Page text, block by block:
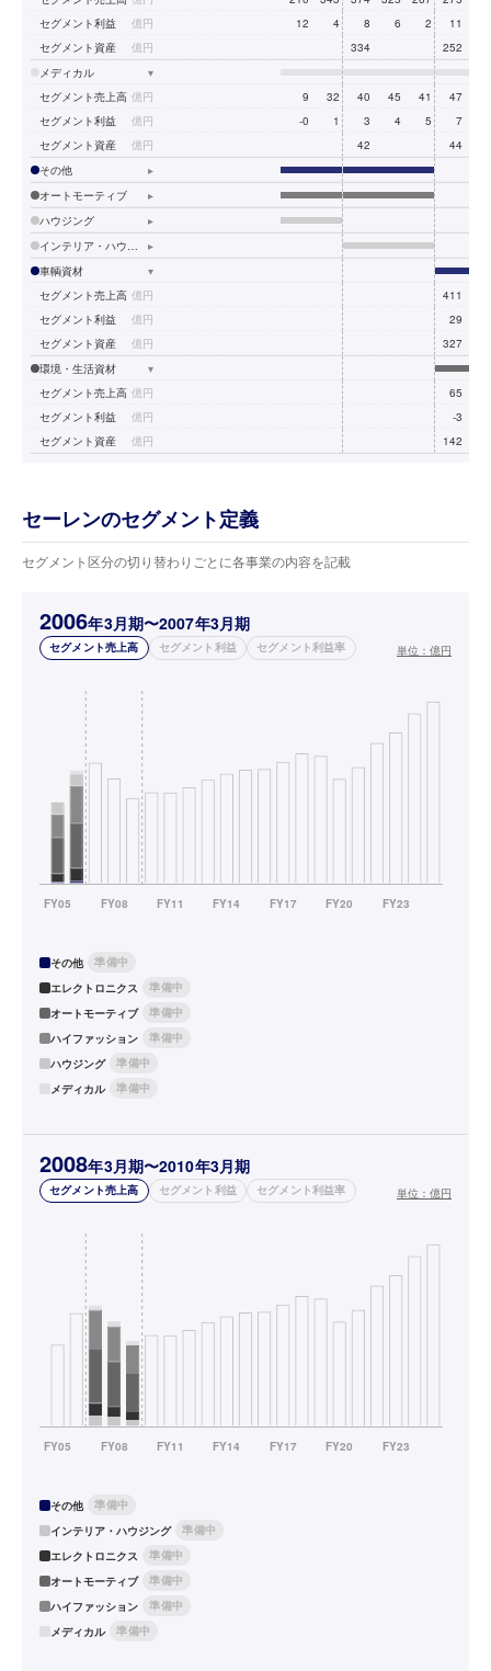
セグメント利益
億円 12 4 8 6 2 11
セグメント資産
億円 334 252
メディカル
▾
セグメント売上高 億円 9 32 40 45 41 47
セグメント利益
億円 -0 1 3 4 5 7
セグメント資産
億円 42 44
その他
▸
オートモーティブ
▸
ハウジング
▸
▸
車輌資材
▾
セグメント売上高 億円 411
セグメント利益
億円 29
セグメント資産
億円 327
環境・生活資材
▾
セグメント売上高 億円 65
セグメント利益
億円 -3
セグメント資産
億円 142
セーレンのセグメント定義
セグメント区分の切り替わりごとに各事業の内容を記載
2006年3月期〜2007年3月期
セグメント売上高 セグメント利益 セグメント利益率 単位： 億円
その他
準備中
エレクトロニクス
準備中
オートモーティブ
準備中
ハイファッション
準備中
ハウジング
準備中
メディカル
準備中
2008年3月期〜2010年3月期
セグメント売上高 セグメント利益 セグメント利益率 単位： 億円
その他
準備中
インテリア・ハウジング
準備中
エレクトロニクス
準備中
オートモーティブ
準備中
ハイファッション
準備中
メディカル
準備中